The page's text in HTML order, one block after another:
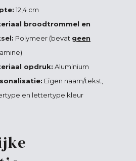
12,4 cm
broodtrommel en
Polymeer (bevat geen
opdruk: Aluminium
Eigen naam/tekst,
en lettertype kleur